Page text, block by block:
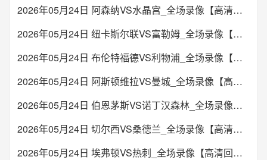
02:15 欧协联
未开始
02:30 欧协联
2026年05月24日 阿森纳VS水晶宫_全场录像【高清回放】
2026年05月24日 纽卡斯尔联VS富勒姆_全场录像【高清回放】
2026年05月24日 布伦特福德VS利物浦_全场录像【高清回放】
2026年05月24日 阿斯顿维拉VS曼城_全场录像【高清回放】
2026年05月24日 伯恩茅斯VS诺丁汉森林_全场录像【高清回放】
2026年05月24日 切尔西VS桑德兰_全场录像【高清回放】
2026年05月24日 埃弗顿VS热刺_全场录像【高清回放】